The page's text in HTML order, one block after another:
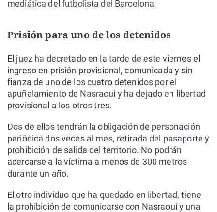
mediática del futbolista del Barcelona.
Prisión para uno de los detenidos
El juez ha decretado en la tarde de este viernes el
ingreso en prisión provisional, comunicada y sin
fianza de uno de los cuatro detenidos por el
apuñalamiento de Nasraoui y ha dejado en libertad
provisional a los otros tres.
Dos de ellos tendrán la obligación de personación
periódica dos veces al mes, retirada del pasaporte y
prohibición de salida del territorio. No podrán
acercarse a la víctima a menos de 300 metros
durante un año.
El otro individuo que ha quedado en libertad, tiene
la prohibición de comunicarse con Nasraoui y una